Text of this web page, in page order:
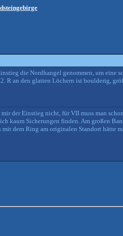
die Nordhangel genommen, um eine
R an den glatten Löchern ist boulderig,
der Einstieg nicht, für VII muss man
kaum Sicherungen finden. Am großen
dem Ring am originalen Standort hätte